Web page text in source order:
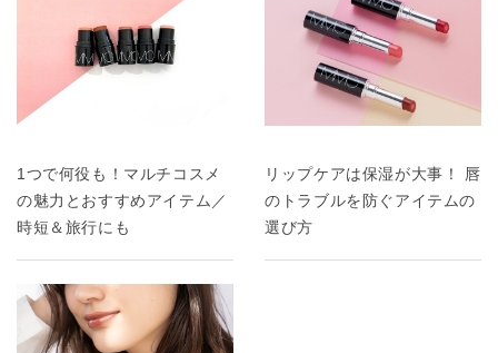
1つで何役も！マルチコスメ
の魅力とおすすめアイテム／
時短＆旅行にも
リップケアは保湿が大事！ 唇
のトラブルを防ぐアイテムの
選び方